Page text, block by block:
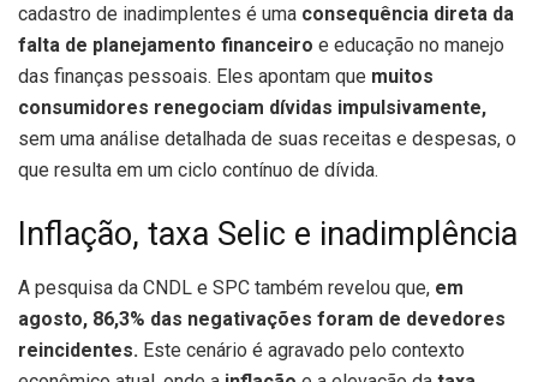
cadastro de inadimplentes é uma consequência direta da
falta de planejamento financeiro e educação no manejo
das finanças pessoais. Eles apontam que muitos
consumidores renegociam dívidas impulsivamente,
sem uma análise detalhada de suas receitas e despesas, o
que resulta em um ciclo contínuo de dívida.
Inflação, taxa Selic e inadimplência
A pesquisa da CNDL e SPC também revelou que, em
agosto, 86,3% das negativações foram de devedores
reincidentes. Este cenário é agravado pelo contexto